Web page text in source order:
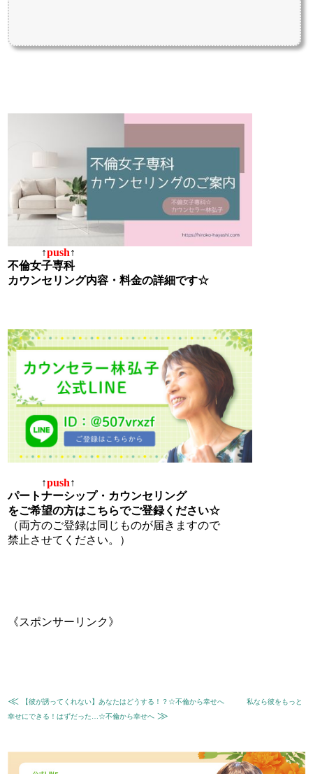
↑push↑
不倫女子専科
カウンセリング内容・料金の詳細です☆
↑push↑
パートナーシップ・カウンセリング
をご希望の方はこちらでご登録ください☆
（両方のご登録は同じものが届きますので
禁止させてください。）
《スポンサーリンク》
≪ 【彼が誘ってくれない】あなたはどうする！？☆不倫から幸せへ
私なら彼をもっと
幸せにできる！はずだった…☆不倫から幸せへ ≫